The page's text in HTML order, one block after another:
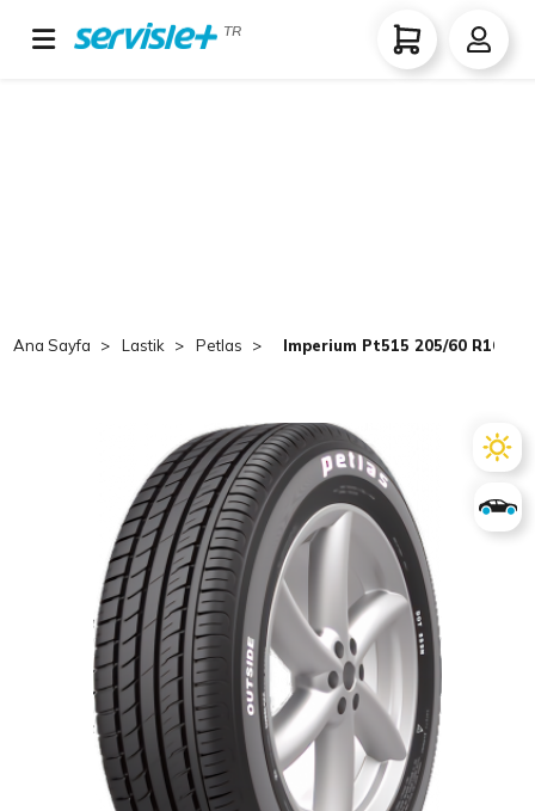
TR
Ana Sayfa Lastik Petlas Imperium Pt515 205/60 R16 TL